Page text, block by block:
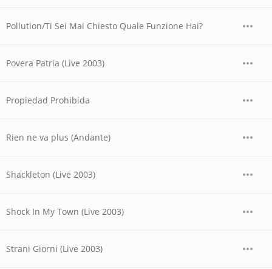
Pollution/Ti Sei Mai Chiesto Quale Funzione Hai?
Povera Patria (Live 2003)
Propiedad Prohibida
Rien ne va plus (Andante)
Shackleton (Live 2003)
Shock In My Town (Live 2003)
Strani Giorni (Live 2003)